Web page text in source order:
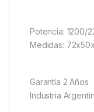
Potencia: 1200/
Medidas:
Garantía 2 Años
Industria